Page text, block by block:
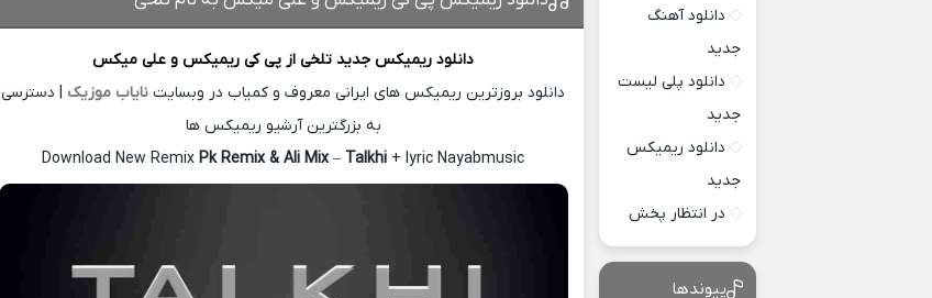
دانلود ریمیکس جدیدتلخی از پی کی ریمیکس و علی میکس
دانلود بروزترین ریمیکس های ایرانی معروف و کمیاب در وبسایت نایاب موزیک | دسترسی
به بزرگترین آرشیو ریمیکس ها
Download New RemixPk Remix & Ali Mix– Talkhi + lyric Nayabmusic
دانلود آهنگ
جدید
دانلود پلی لیست
جدید
دانلود ریمیکس
جدید
در انتظار پخش
پیوندها